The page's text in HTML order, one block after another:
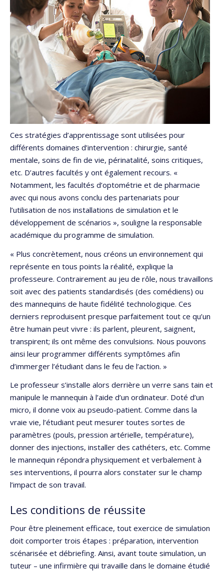
Ces stratégies d’apprentissage sont utilisées pour
différents domaines d’intervention : chirurgie, santé
mentale, soins de fin de vie, périnatalité, soins critiques,
etc. D’autres facultés y ont également recours. «
Notamment, les facultés d’optométrie et de pharmacie
avec qui nous avons conclu des partenariats pour
l’utilisation de nos installations de simulation et le
développement de scénarios », souligne la responsable
académique du programme de simulation.
« Plus concrètement, nous créons un environnement qui
représente en tous points la réalité, explique la
professeure. Contrairement au jeu de rôle, nous travaillons
soit avec des patients standardisés (des comédiens) ou
des mannequins de haute fidélité technologique. Ces
derniers reproduisent presque parfaitement tout ce qu’un
être humain peut vivre : ils parlent, pleurent, saignent,
transpirent; ils ont même des convulsions. Nous pouvons
ainsi leur programmer différents symptômes afin
d’immerger l’étudiant dans le feu de l’action. »
Le professeur s’installe alors derrière un verre sans tain et
manipule le mannequin à l’aide d’un ordinateur. Doté d’un
micro, il donne voix au pseudo-patient. Comme dans la
vraie vie, l’étudiant peut mesurer toutes sortes de
paramètres (pouls, pression artérielle, température),
donner des injections, installer des cathéters, etc. Comme
le mannequin répondra physiquement et verbalement à
ses interventions, il pourra alors constater sur le champ
l’impact de son travail.
Les conditions de réussite
Pour être pleinement efficace, tout exercice de simulation
doit comporter trois étapes : préparation, intervention
scénarisée et débriefing. Ainsi, avant toute simulation, un
tuteur – une infirmière qui travaille dans le domaine étudié